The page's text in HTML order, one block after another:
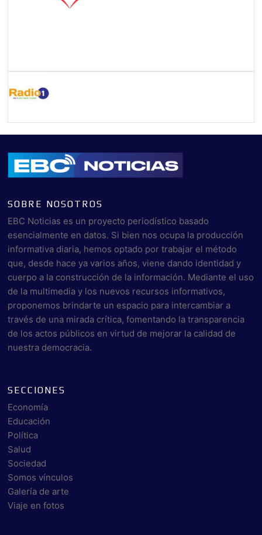
SOBRE NOSOTROS
EBC Noticias es un proyecto periodístico basado
esencialmente en datos. Si bien nos ocupa la producción
informativa diaria, hemos optado por trabajar el método
que, desde hace ya varios años, viene dando identidad y
cuerpo a la construcción de la información. Mediante el uso
de la multimedia y los nuevos recursos informativos,
proponemos brindarte un espacio para intercambiar a
través de una mirada crítica, fomentando la transparencia
de los actos públicos en virtud de mejorar la calidad de
nuestra democracia.
SECCIONES
Economía
Educación
Política
Salud
Sociedad
Somos vínculos
Galería de arte
Viaje en fotos